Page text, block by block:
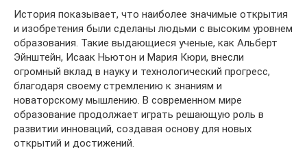
История показывает, что наиболее значимые открытия
и изобретения были сделаны людьми с высоким уровнем
образования. Такие выдающиеся ученые, как Альберт
Эйнштейн, Исаак Ньютон и Мария Кюри, внесли
огромный вклад в науку и технологический прогресс,
благодаря своему стремлению к знаниям и
новаторскому мышлению. В современном мире
образование продолжает играть решающую роль в
развитии инноваций, создавая основу для новых
открытий и достижений.